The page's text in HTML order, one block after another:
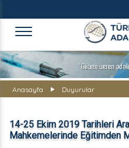
TÜRKİYE
Anasayfa Duyurular
14-25 Ekim 2019 Tarihleri
Mahkemelerinde Eğitimden